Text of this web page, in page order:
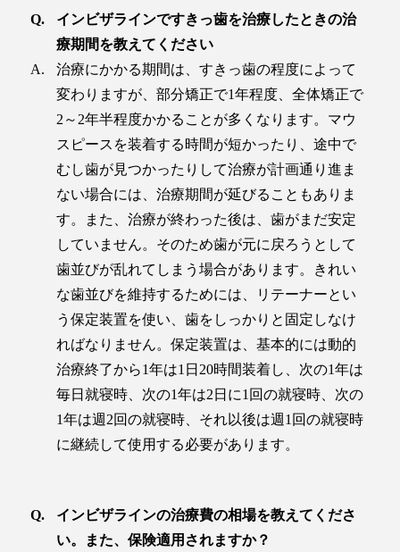
インビザラインですきっ歯を治療したときの治
療期間を教えてください
治療にかかる期間は、すきっ歯の程度によって
変わりますが、部分矯正で1年程度、全体矯正で
2～2年半程度かかることが多くなります。マウ
スピースを装着する時間が短かったり、途中で
むし歯が見つかったりして治療が計画通り進ま
ない場合には、治療期間が延びることもありま
す。また、治療が終わった後は、歯がまだ安定
していません。そのため歯が元に戻ろうとして
歯並びが乱れてしまう場合があります。きれい
な歯並びを維持するためには、リテーナーとい
う保定装置を使い、歯をしっかりと固定しなけ
ればなりません。保定装置は、基本的には動的
治療終了から1年は1日20時間装着し、次の1年は
毎日就寝時、次の1年は2日に1回の就寝時、次の
1年は週2回の就寝時、それ以後は週1回の就寝時
に継続して使用する必要があります。
インビザラインの治療費の相場を教えてくださ
い。また、保険適用されますか？